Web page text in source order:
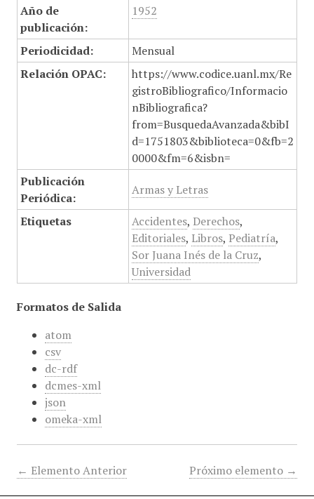
Año de
publicación:
1952
Periodicidad:
Mensual
Relación OPAC:
https://www.codice.uanl.mx/Re
gistroBibliografico/Informacio
nBibliografica?
from=BusquedaAvanzada&bibI
d=1751803&biblioteca=0&fb=2
0000&fm=6&isbn=
Publicación
Periódica:
Armas y Letras
Etiquetas Accidentes, Derechos,
Editoriales, Libros, Pediatría,
Sor Juana Inés de la Cruz,
Universidad
Formatos de Salida
atom
csv
dc-rdf
dcmes-xml
json
omeka-xml
← Elemento Anterior Próximo elemento →